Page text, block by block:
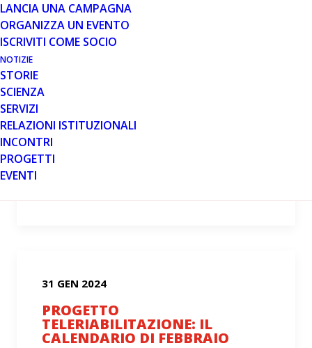
LANCIA UNA CAMPAGNA
ORGANIZZA UN EVENTO
ISCRIVITI COME SOCIO
NOTIZIE
STORIE
SCIENZA
SERVIZI
RELAZIONI ISTITUZIONALI
INCONTRI
PROGETTI
EVENTI
2 FEB 2024
SRP-5051: positivi i risultati
L’azienda statunitense Sarepta Therapeutics
gennaio i risultati positivi della parte B dello
studio clinico…
31 GEN 2024
PROGETTO
TELERIABILITAZIONE: IL
CALENDARIO DI FEBBRAIO